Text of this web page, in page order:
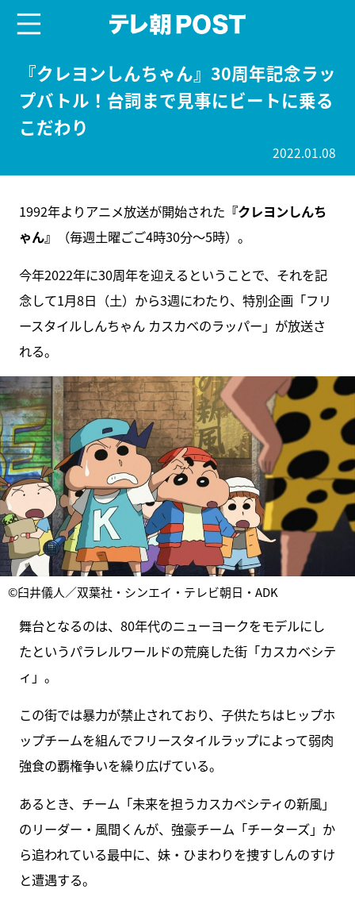
『クレヨンしんちゃん』30周年記念ラッ
プバトル！台詞まで見事にビートに乗る
こだわり
2022.01.08
1992年よりアニメ放送が開始された 『クレヨンしんち
ゃん』
（毎週土曜ごご4時30分～5時）。
今年2022年に30周年を迎えるということで、それを記
念して1月8日（土）から3週にわたり、特別企画「フリ
ースタイルしんちゃん カスカベのラッパー」が放送さ
れる。
©臼井儀人／双葉社・シンエイ・テレビ朝日・ADK
舞台となるのは、80年代のニューヨークをモデルにし
たというパラレルワールドの荒廃した街「カスカベシテ
ィ」。
この街では暴力が禁止されており、子供たちはヒップホ
ップチームを組んでフリースタイルラップによって弱肉
強食の覇権争いを繰り広げている。
あるとき、チーム「未来を担うカスカベシティの新風」
のリーダー・風間くんが、強豪チーム「チーターズ」か
ら追われている最中に、妹・ひまわりを捜すしんのすけ
と遭遇する。